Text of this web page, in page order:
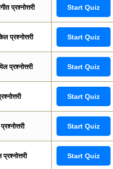
प्रश्नोत्तरी Start Quiz
प्रश्नोत्तरी Start Quiz
प्रश्नोत्तरी Start Quiz
Start Quiz
Start Quiz
Start Quiz